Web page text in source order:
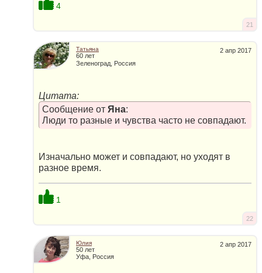
4
21
2 апр 2017
Татьяна
60 лет
Зеленоград, Россия
Цитата:
Сообщение от Яна:
Люди то разные и чувства часто не совпадают.
Изначально может и совпадают, но уходят в
разное время.
1
22
2 апр 2017
Юлия
50 лет
Уфа, Россия